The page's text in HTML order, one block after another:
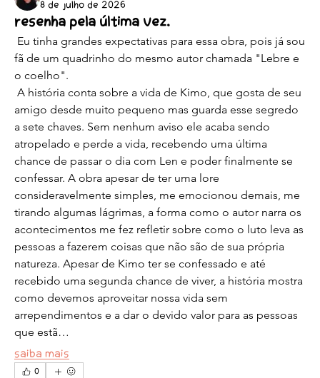
8 de julho de 2026
Resenha Pela Última vez.
fã de um quadrinho do mesmo autor chamada "Lebre e
o coelho".
amigo desde muito pequeno mas guarda esse segredo
a sete chaves. Sem nenhum aviso ele acaba sendo
atropelado e perde a vida, recebendo uma última
chance de passar o dia com Len e poder finalmente se
confessar. A obra apesar de ter uma lore
consideravelmente simples, me emocionou demais, me
tirando algumas lágrimas, a forma como o autor narra os
acontecimentos me fez refletir sobre como o luto leva as
pessoas a fazerem coisas que não são de sua própria
natureza. Apesar de Kimo ter se confessado e até
recebido uma segunda chance de viver, a história mostra
como devemos aproveitar nossa vida sem
arrependimentos e a dar o devido valor para as pessoas
que estã…
Saiba mais
0